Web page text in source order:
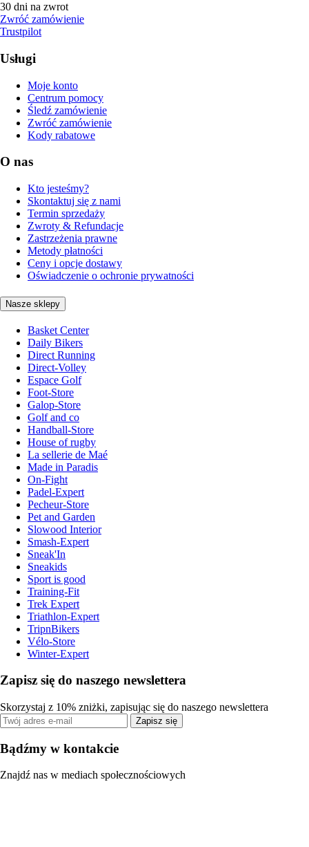
30 dni na zwrot
Zwróć zamówienie
Trustpilot
Usługi
Moje konto
Centrum pomocy
Śledź zamówienie
Zwróć zamówienie
Kody rabatowe
O nas
Kto jesteśmy?
Skontaktuj się z nami
Termin sprzedaży
Zwroty & Refundacje
Zastrzeżenia prawne
Metody płatności
Ceny i opcje dostawy
Oświadczenie o ochronie prywatności
Nasze sklepy
Basket Center
Daily Bikers
Direct Running
Direct-Volley
Espace Golf
Foot-Store
Galop-Store
Golf and co
Handball-Store
House of rugby
La sellerie de Maé
Made in Paradis
On-Fight
Padel-Expert
Pecheur-Store
Pet and Garden
Slowood Interior
Smash-Expert
Sneak'In
Sneakids
Sport is good
Training-Fit
Trek Expert
Triathlon-Expert
TripnBikers
Vélo-Store
Winter-Expert
Zapisz się do naszego newslettera
Skorzystaj z 10% zniżki, zapisując się do naszego newslettera
Zapisz się
Bądźmy w kontakcie
Znajdź nas w mediach społecznościowych